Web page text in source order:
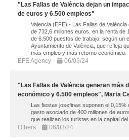
"Las Fallas de València dejan un
de euros y 6.500 empleos"
Valencia (EFE).- Las Fallas de
de 732,6 millones euros, en la renta de
de 6.500 puestos de trabajo, según un
Ayuntamiento de València, que refleja
más empleo y más retorno económico.
EFE Agency 06/03/24
"Las Fallas de València generan más
económico y 6.500 empleos", Marta
Las fiestas josefinas suponen el
gasto asociado de 400 millones de
que realizan los turistas en la capital
Others 06/03/24